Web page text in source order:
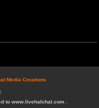
Media Creations
to www.livehalchal.com .